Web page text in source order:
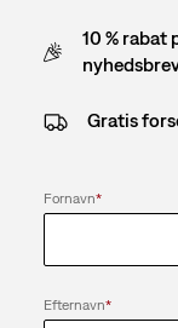
10 % rabat
Gratis
Fornavn*
Efternavn*